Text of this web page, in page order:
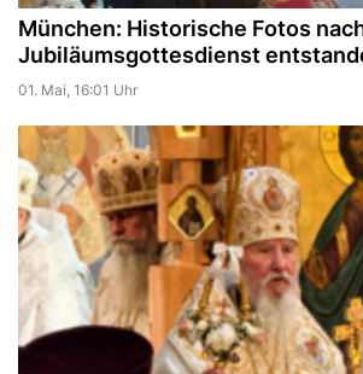
München: Historische Fotos
Jubiläumsgottesdienst
01. Mai, 16:01 Uhr